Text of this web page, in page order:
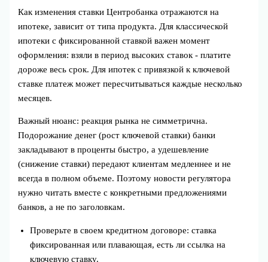
Как изменения ставки Центробанка отражаются на
ипотеке, зависит от типа продукта. Для классической
ипотеки с фиксированной ставкой важен момент
оформления: взяли в период высоких ставок - платите
дороже весь срок. Для ипотек с привязкой к ключевой
ставке платеж может пересчитываться каждые несколько
месяцев.
Важный нюанс: реакция рынка не симметрична.
Подорожание денег (рост ключевой ставки) банки
закладывают в проценты быстро, а удешевление
(снижение ставки) передают клиентам медленнее и не
всегда в полном объеме. Поэтому новости регулятора
нужно читать вместе с конкретными предложениями
банков, а не по заголовкам.
Проверьте в своем кредитном договоре: ставка
фиксированная или плавающая, есть ли ссылка на
ключевую ставку.